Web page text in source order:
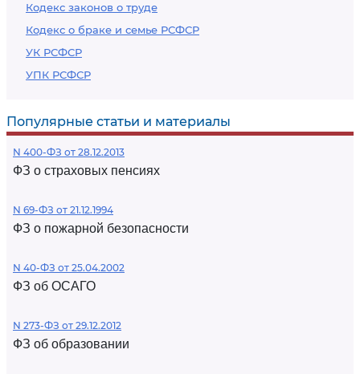
Кодекс законов о труде
Кодекс о браке и семье РСФСР
УК РСФСР
УПК РСФСР
Популярные статьи и материалы
N 400-ФЗ от 28.12.2013
ФЗ о страховых пенсиях
N 69-ФЗ от 21.12.1994
ФЗ о пожарной безопасности
N 40-ФЗ от 25.04.2002
ФЗ об ОСАГО
N 273-ФЗ от 29.12.2012
ФЗ об образовании